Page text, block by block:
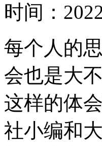
时间：
每个人的
会也是大
这样的体
社小编和